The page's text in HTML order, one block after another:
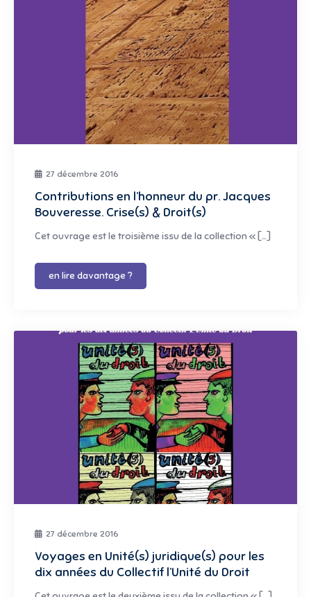
27 décembre 2016
Contributions en l’honneur du pr. Jacques
Bouveresse. Crise(s) & Droit(s)
Cet ouvrage est le troisième issu de la collection « […]
en lire davantage ?
27 décembre 2016
Voyages en Unité(s) juridique(s) pour les
dix années du Collectif l’Unité du Droit